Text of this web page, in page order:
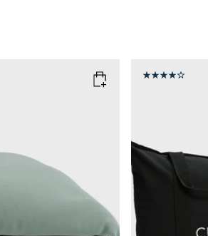
WEIGHT
6kg